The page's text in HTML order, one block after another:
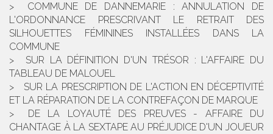
COMMUNE DE DANNEMARIE : ANNULATION DE
L'ORDONNANCE PRESCRIVANT LE RETRAIT DES
SILHOUETTES FÉMININES INSTALLÉES DANS LA
COMMUNE
SUR LA DÉFINITION D'UN TRÉSOR : L'AFFAIRE DU
TABLEAU DE MALOUEL
SUR LA PRESCRIPTION DE L'ACTION EN DÉCEPTIVITÉ
ET LA RÉPARATION DE LA CONTREFAÇON DE MARQUE
DE LA LOYAUTÉ DES PREUVES - AFFAIRE DU
CHANTAGE À LA SEXTAPE AU PRÉJUDICE D'UN JOUEUR